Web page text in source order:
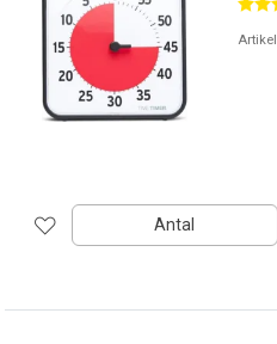
Antal